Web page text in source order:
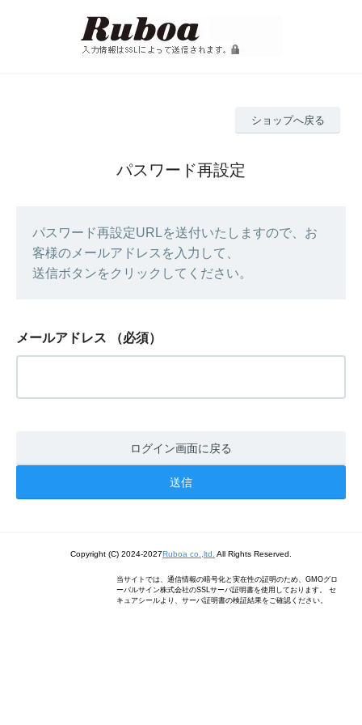
ショップへ戻る
パスワード再設定
パスワード再設定URLを送付いたしますので、お
客様のメールアドレスを入力して、
送信ボタンをクリックしてください。
メールアドレス （必須）
ログイン画面に戻る
Copyright (C) 2024-2027Ruboa co.,ltd. All Rights Reserved.
当サイトでは、通信情報の暗号化と実在性の証明のため、GMOグロ
ーバルサイン株式会社のSSLサーバ証明書を使用しております。 セ
キュアシールより、サーバ証明書の検証結果をご確認ください。